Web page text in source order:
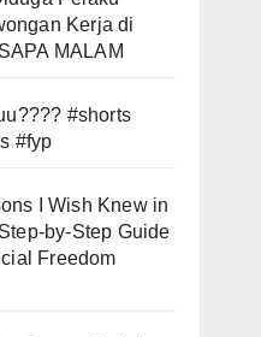
Kerja di
MALAM
#shorts
#fyp
I Wish Knew in
by-Step Guide
Freedom